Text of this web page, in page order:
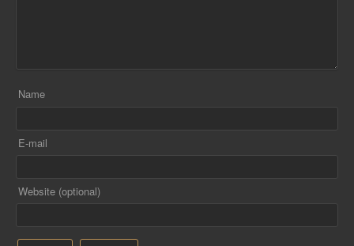
Name
E-mail
Website (optional)